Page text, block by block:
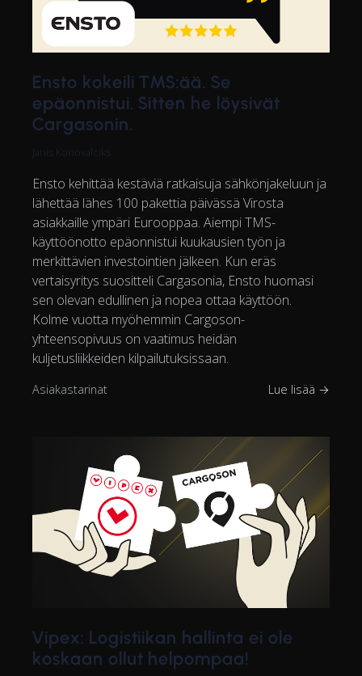
Ensto kokeili TMS:ää. Se
epäonnistui. Sitten he löysivät
Cargasonin.
Janis Konovalciks
Ensto kehittää kestäviä ratkaisuja sähkönjakeluun ja
lähettää lähes 100 pakettia päivässä Virosta
asiakkaille ympäri Eurooppaa. Aiempi TMS-
käyttöönotto epäonnistui kuukausien työn ja
merkittävien investointien jälkeen. Kun eräs
vertaisyritys suositteli Cargasonia, Ensto huomasi
sen olevan edullinen ja nopea ottaa käyttöön.
Kolme vuotta myöhemmin Cargoson-
yhteensopivuus on vaatimus heidän
kuljetusliikkeiden kilpailutuksissaan.
Asiakastarinat Lue lisää →
Vipex: Logistiikan hallinta ei ole
koskaan ollut helpompaa!